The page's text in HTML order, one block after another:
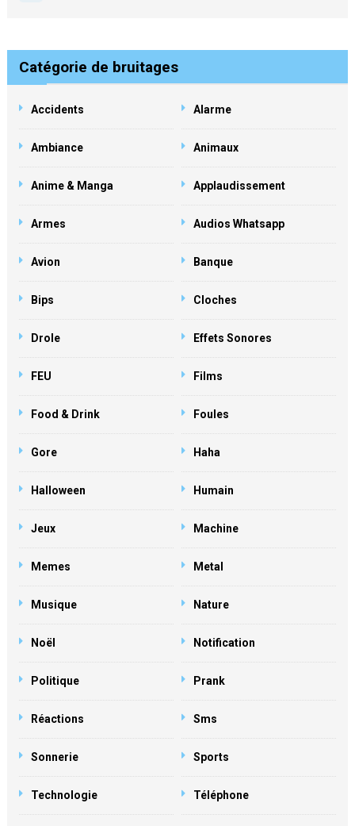
Catégorie de bruitages
Accidents Alarme
Ambiance Animaux
Anime & Manga Applaudissement
Armes Audios Whatsapp
Avion Banque
Bips Cloches
Drole Effets Sonores
FEU Films
Food & Drink Foules
Gore Haha
Halloween Humain
Jeux Machine
Memes Metal
Musique Nature
Noël Notification
Politique Prank
Réactions Sms
Sonnerie Sports
Technologie Téléphone